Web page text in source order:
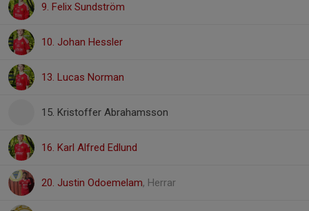
9. Felix Sundström
10. Johan Hessler
13. Lucas Norman
15. Kristoffer Abrahamsson
16. Karl Alfred Edlund
20. Justin Odoemelam, Herrar